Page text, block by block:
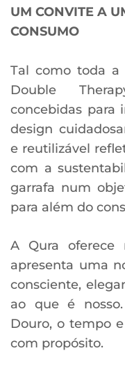
UM CONVITE A
CONSUMO
Tal como toda a
Double
concebidas para
design
e reutilizável
com a
garrafa num
para além do
A Qura oferece
apresenta uma
consciente,
ao que é
Douro, o tempo
com propósito.